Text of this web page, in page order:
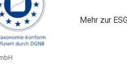
Mehr zur